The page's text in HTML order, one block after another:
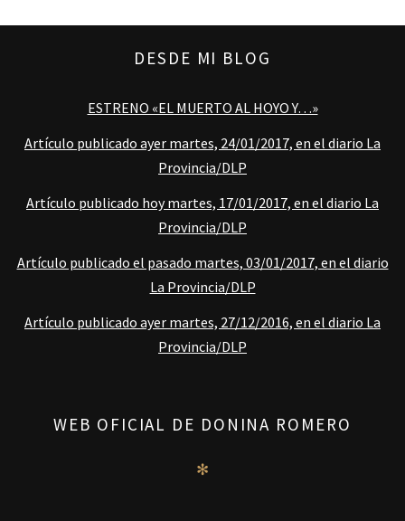
DESDE MI BLOG
ESTRENO «EL MUERTO AL HOYO Y…»
Artículo publicado ayer martes, 24/01/2017, en el diario La
Provincia/DLP
Artículo publicado hoy martes, 17/01/2017, en el diario La
Provincia/DLP
Artículo publicado el pasado martes, 03/01/2017, en el diario
La Provincia/DLP
Artículo publicado ayer martes, 27/12/2016, en el diario La
Provincia/DLP
WEB OFICIAL DE DONINA ROMERO
✻